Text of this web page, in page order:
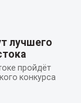
лучшего
пройдёт
конкурса